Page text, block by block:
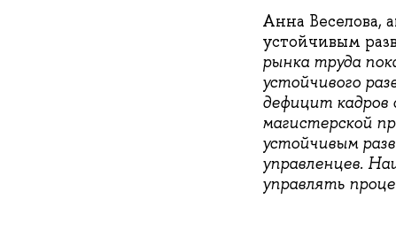
Анна Веселова,
устойчивым
рынка труда
устойчивого
дефицит кадров
магистерской
устойчивым
управленцев.
управлять